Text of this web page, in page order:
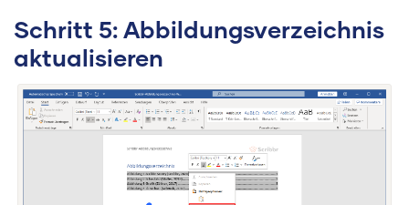
Schritt 5: Abbildungsverzeichnis
aktualisieren